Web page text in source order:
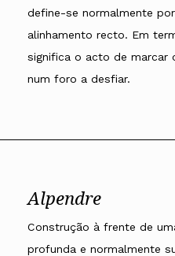
define-se normalmente
alinhamento recto. Em
significa o acto de marcar
num foro a desfiar.
Alpendre
Construção à frente de
profunda e normalmente